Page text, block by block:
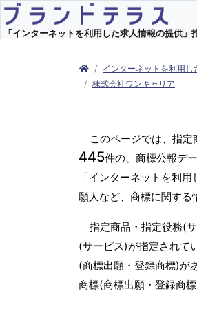
「インターネットを利用した求人情報の提供
インターネットを利用し
株式会社ワンキャリア
このページでは、指
445件の、商標公報デ
「インターネットを利
願人など、商標に関する
指定商品・指定役務(
(サービス)が指定されて
(商標出願・登録商標)が
商標(商標出願・登録商